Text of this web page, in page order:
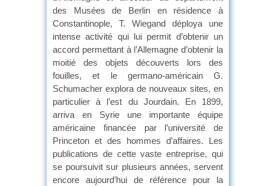
des Musées de Berlin en résidence à
Constantinople, T. Wiegand déploya une
intense activité qui lui permit d’obtenir un
accord permettant à l’Allemagne d’obtenir la
moitié des objets découverts lors des
fouilles, et le germano-américain G.
Schumacher explora de nouveaux sites, en
particulier à l’est du Jourdain. En 1899,
arriva en Syrie une importante équipe
américaine financée par l’université de
Princeton et des hommes d’affaires. Les
publications de cette vaste entreprise, qui
se poursuivit sur plusieurs années, servent
encore aujourd’hui de référence pour la